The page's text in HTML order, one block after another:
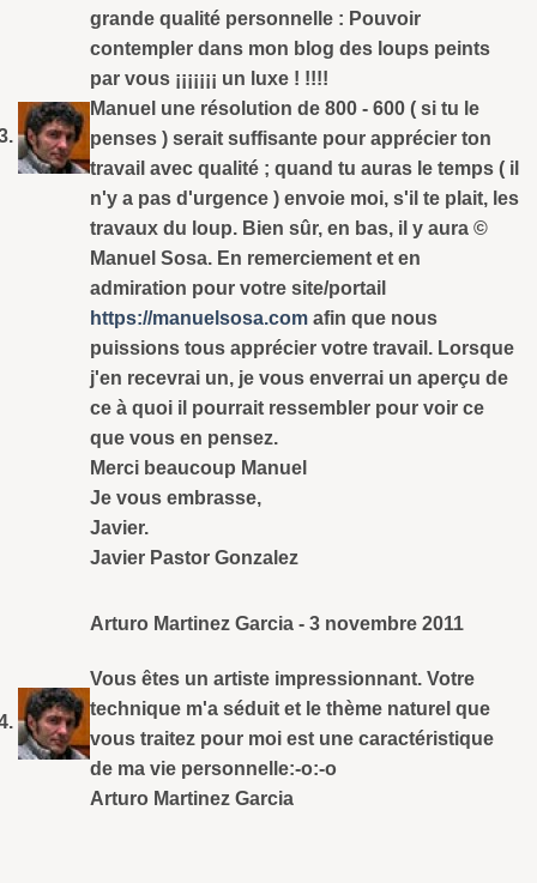
grande qualité personnelle : Pouvoir
contempler dans mon blog des loups peints
par vous ¡¡¡¡¡¡¡ un luxe ! !!!!
Manuel une résolution de 800 - 600 ( si tu le
penses ) serait suffisante pour apprécier ton
travail avec qualité ; quand tu auras le temps ( il
n'y a pas d'urgence ) envoie moi, s'il te plait, les
travaux du loup. Bien sûr, en bas, il y aura ©
Manuel Sosa. En remerciement et en
admiration pour votre site/portail
https://manuelsosa.com afin que nous
puissions tous apprécier votre travail. Lorsque
j'en recevrai un, je vous enverrai un aperçu de
ce à quoi il pourrait ressembler pour voir ce
que vous en pensez.
Merci beaucoup Manuel
Je vous embrasse,
Javier.
Javier Pastor Gonzalez
Arturo Martinez Garcia - 3 novembre 2011
Vous êtes un artiste impressionnant. Votre
technique m'a séduit et le thème naturel que
vous traitez pour moi est une caractéristique
de ma vie personnelle:-o:-o
Arturo Martinez Garcia